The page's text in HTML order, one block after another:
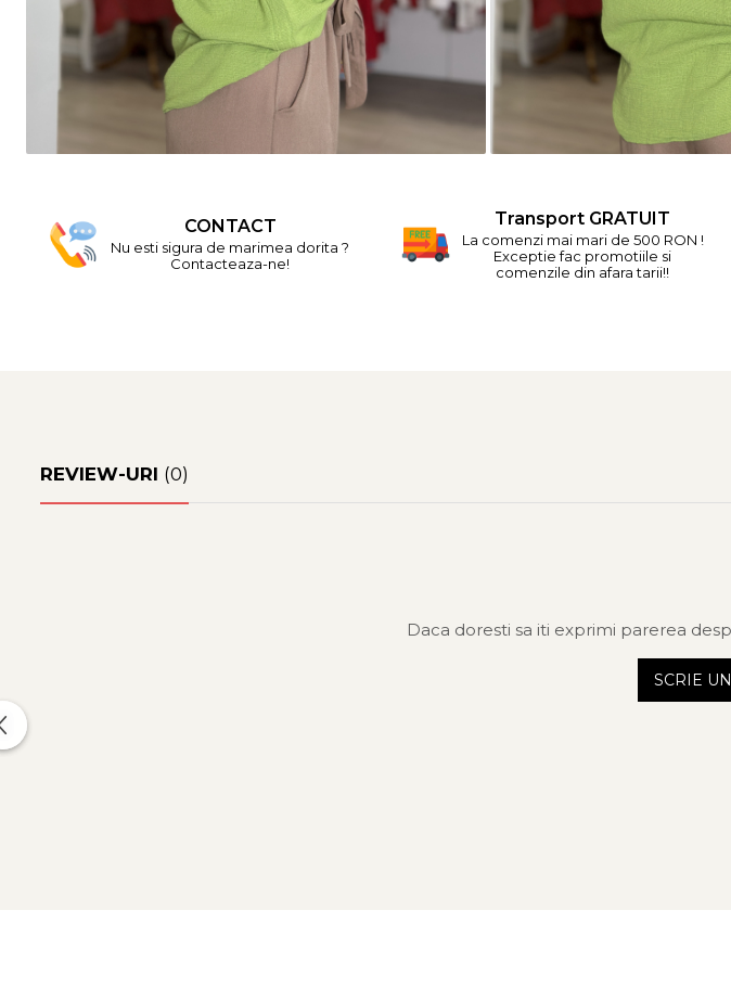
CONTACT
Nu esti sigura de marimea dorita ?
Contacteaza-ne!
Transport GRATUIT
La comenzi mai mari de 500 RON !
Exceptie fac promotiile si
comenzile din afara tarii!!
REVIEW-URI (0)
Daca doresti sa iti exprimi parerea
SCRIE